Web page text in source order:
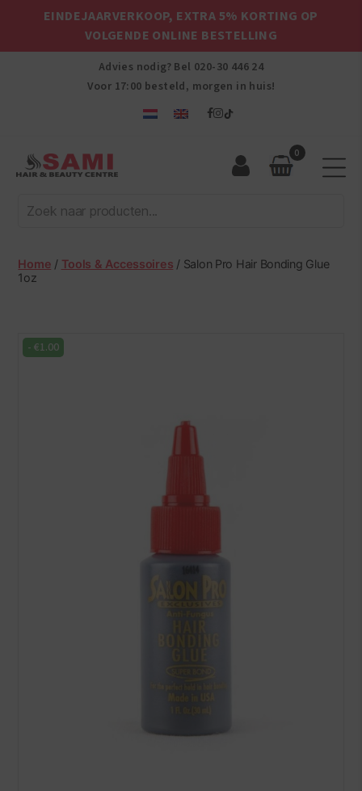
EINDEJAARVERKOOP, EXTRA 5% KORTING OP
VOLGENDE ONLINE BESTELLING
Advies nodig? Bel 020-30 446 24
Voor 17:00 besteld, morgen in huis!
Afro
Hair
Beauty
Centre
0
Home / Tools & Accessoires / Salon Pro Hair Bonding Glue
1oz
-€1.00